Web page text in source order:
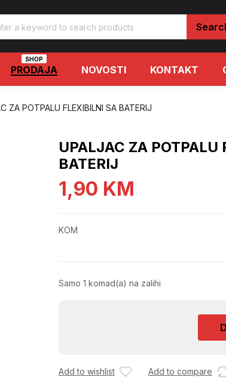
PRODAJA
SHOP
NOVOSTI KONTAKT
ZA POTPALU FLEXIBILNI SA BATERIJ
UPALJAC ZA POTPALU
BATERIJ
1,90 KM
KOM
Samo 1 komad(a) na zalihi
SA
Add to wishlist Add to compare